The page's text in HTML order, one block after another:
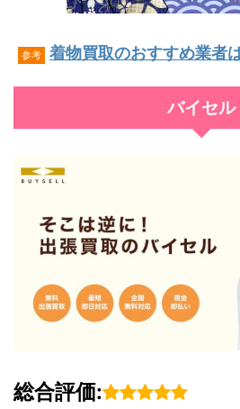
参考 着物買取のおすすめ業者
バイセル
総合評価: